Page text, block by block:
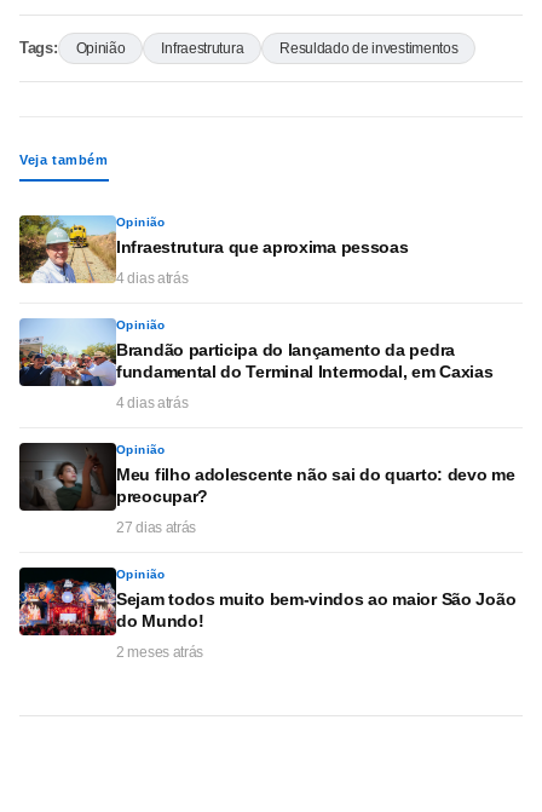
Tags: Opinião Infraestrutura Resuldado de investimentos
Veja também
Opinião
Infraestrutura que aproxima pessoas
4 dias atrás
Opinião
Brandão participa do lançamento da pedra
fundamental do Terminal Intermodal, em Caxias
4 dias atrás
Opinião
Meu filho adolescente não sai do quarto: devo me
preocupar?
27 dias atrás
Opinião
Sejam todos muito bem-vindos ao maior São João
do Mundo!
2 meses atrás